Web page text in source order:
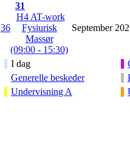
36
31
H4 AT-work
Fysiurisk
Massør
(09:00 - 15:30)
September
I dag
Generelle beskeder
Undervisning A